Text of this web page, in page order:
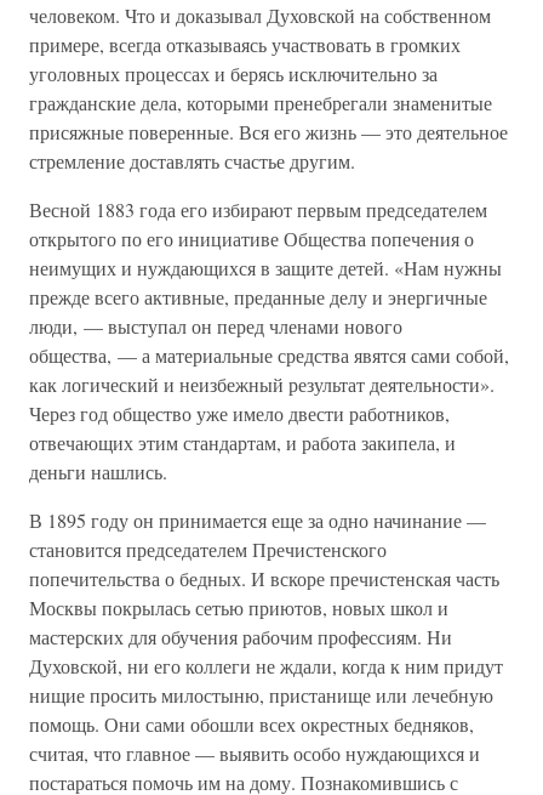
человеком. Что и доказывал Духовской на собственном
примере, всегда отказываясь участвовать в громких
уголовных процессах и берясь исключительно за
гражданские дела, которыми пренебрегали знаменитые
присяжные поверенные. Вся его жизнь — это деятельное
стремление доставлять счастье другим.
Весной 1883 года его избирают первым председателем
открытого по его инициативе Общества попечения о
неимущих и нуждающихся в защите детей. «Нам нужны
прежде всего активные, преданные делу и энергичные
люди, — выступал он перед членами нового
общества, — а материальные средства явятся сами собой,
как логический и неизбежный результат деятельности».
Через год общество уже имело двести работников,
отвечающих этим стандартам, и работа закипела, и
деньги нашлись.
В 1895 году он принимается еще за одно начинание —
становится председателем Пречистенского
попечительства о бедных. И вскоре пречистенская часть
Москвы покрылась сетью приютов, новых школ и
мастерских для обучения рабочим профессиям. Ни
Духовской, ни его коллеги не ждали, когда к ним придут
нищие просить милостыню, пристанище или лечебную
помощь. Они сами обошли всех окрестных бедняков,
считая, что главное — выявить особо нуждающихся и
постараться помочь им на дому. Познакомившись с